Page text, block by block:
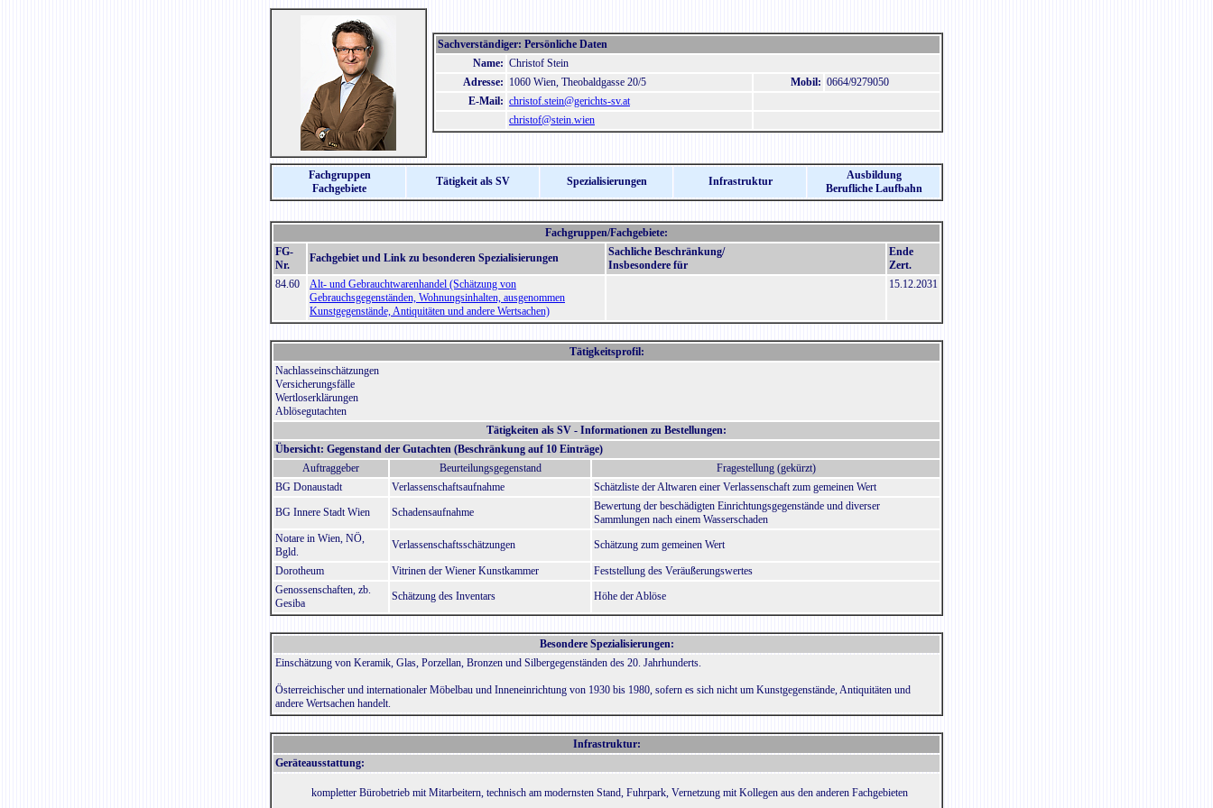
Sachverständiger: Persönliche Daten
Name: Christof Stein
Adresse: 1060 Wien, Theobaldgasse 20/5 Mobil: 0664/9279050
E-Mail: christof.stein@gerichts-sv.at
christof@stein.wien
Fachgruppen
Fachgebiete
Tätigkeit als SV Spezialisierungen Infrastruktur
Ausbildung
Berufliche Laufbahn
Fachgruppen/Fachgebiete:
FG-
Nr.
Fachgebiet und Link zu besonderen Spezialisierungen
Sachliche Beschränkung/
Insbesondere für
Ende
Zert.
84.60
Alt- und Gebrauchtwarenhandel (Schätzung von
Gebrauchsgegenständen, Wohnungsinhalten, ausgenommen
Kunstgegenstände, Antiquitäten und andere Wertsachen)
15.12.2031
Tätigkeitsprofil:
Nachlasseinschätzungen
Versicherungsfälle
Wertloserklärungen
Ablösegutachten
Tätigkeiten als SV - Informationen zu Bestellungen:
Übersicht: Gegenstand der Gutachten (Beschränkung auf 10 Einträge)
Auftraggeber
Beurteilungsgegenstand
Fragestellung (gekürzt)
BG Donaustadt
Verlassenschaftsaufnahme
Schätzliste der Altwaren einer Verlassenschaft zum gemeinen Wert
BG Innere Stadt Wien
Schadensaufnahme
Bewertung der beschädigten Einrichtungsgegenstände und diverser
Sammlungen nach einem Wasserschaden
Notare in Wien, NÖ,
Bgld.
Verlassenschaftsschätzungen Schätzung zum gemeinen Wert
Dorotheum Vitrinen der Wiener Kunstkammer
Feststellung des Veräußerungswertes
Genossenschaften, zb.
Gesiba
Schätzung des Inventars Höhe der Ablöse
Besondere Spezialisierungen:
Einschätzung von Keramik, Glas, Porzellan, Bronzen und Silbergegenständen des 20. Jahrhunderts.
Österreichischer und internationaler Möbelbau und Inneneinrichtung von 1930 bis 1980, sofern es sich nicht um Kunstgegenstände, Antiquitäten und
andere Wertsachen handelt.
Infrastruktur:
Geräteausstattung:
kompletter Bürobetrieb mit Mitarbeitern, technisch am modernsten Stand, Fuhrpark, Vernetzung mit Kollegen aus den anderen Fachgebieten